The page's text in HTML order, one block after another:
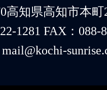
高知県高知市本町
1281 FAX：088-